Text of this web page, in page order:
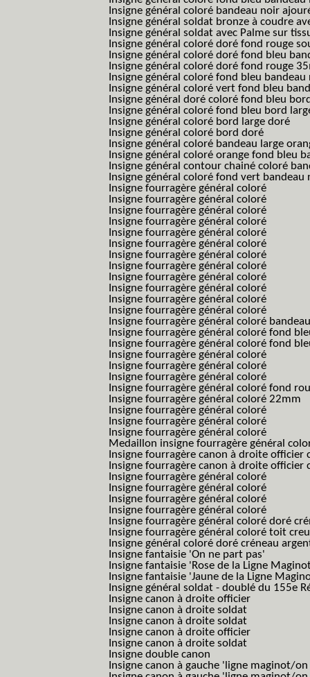
Insigne général coloré bandeau noir
Insigne général soldat bronze à coudre
Insigne général soldat avec Palme sur
Insigne général coloré doré fond rouge
Insigne général coloré doré fond bleu
Insigne général coloré doré fond rouge
Insigne général coloré fond bleu
Insigne général coloré vert fond bleu
Insigne général doré coloré fond bleu
Insigne général coloré fond bleu bord
Insigne général coloré bord large doré
Insigne général coloré bord doré
Insigne général coloré bandeau large
Insigne général coloré orange fond bleu
Insigne général contour chainé coloré
Insigne général coloré fond vert bandeau
Insigne fourragère général coloré
Insigne fourragère général coloré
Insigne fourragère général coloré
Insigne fourragère général coloré
Insigne fourragère général coloré
Insigne fourragère général coloré
Insigne fourragère général coloré
Insigne fourragère général coloré
Insigne fourragère général coloré
Insigne fourragère général coloré
Insigne fourragère général coloré
Insigne fourragère général coloré
Insigne fourragère général coloré
Insigne fourragère général coloré fond
Insigne fourragère général coloré fond
Insigne fourragère général coloré
Insigne fourragère général coloré
Insigne fourragère général coloré
Insigne fourragère général coloré fond
Insigne fourragère général coloré 22mm
Insigne fourragère général coloré
Insigne fourragère général coloré
Insigne fourragère général coloré
Medaillon insigne fourragère général
Insigne fourragère canon à droite
Insigne fourragère canon à droite
Insigne fourragère général coloré
Insigne fourragère général coloré
Insigne fourragère général coloré
Insigne fourragère général coloré
Insigne fourragère général coloré doré
Insigne fourragère général coloré toit
Insigne général coloré doré créneau
Insigne fantaisie 'On ne part pas'
Insigne fantaisie 'Rose de la Ligne
Insigne fantaisie 'Jaune de la Ligne
Insigne général soldat - doublé du 155e
Insigne canon à droite officier
Insigne canon à droite soldat
Insigne canon à droite soldat
Insigne canon à droite officier
Insigne canon à droite soldat
Insigne double canon
Insigne canon à gauche 'ligne maginot/